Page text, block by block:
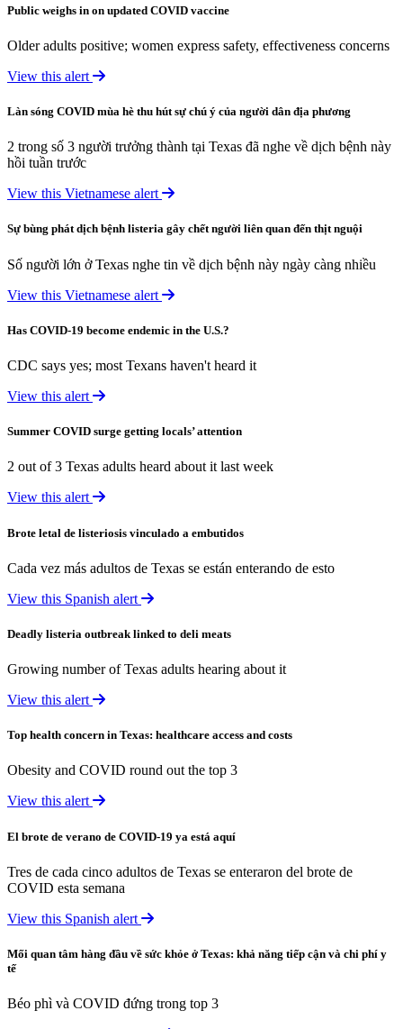
Public weighs in on updated COVID vaccine
Older adults positive; women express safety, effectiveness concerns
View this alert
Làn sóng COVID mùa hè thu hút sự chú ý của người dân địa phương
2 trong số 3 người trưởng thành tại Texas đã nghe về dịch bệnh này
hồi tuần trước
View this Vietnamese alert
Sự bùng phát dịch bệnh listeria gây chết người liên quan đến thịt nguội
Số người lớn ở Texas nghe tin về dịch bệnh này ngày càng nhiều
View this Vietnamese alert
Has COVID-19 become endemic in the U.S.?
CDC says yes; most Texans haven't heard it
View this alert
Summer COVID surge getting locals’ attention
2 out of 3 Texas adults heard about it last week
View this alert
Brote letal de listeriosis vinculado a embutidos
Cada vez más adultos de Texas se están enterando de esto
View this Spanish alert
Deadly listeria outbreak linked to deli meats
Growing number of Texas adults hearing about it
View this alert
Top health concern in Texas: healthcare access and costs
Obesity and COVID round out the top 3
View this alert
El brote de verano de COVID-19 ya está aquí
Tres de cada cinco adultos de Texas se enteraron del brote de
COVID esta semana
View this Spanish alert
Mối quan tâm hàng đầu về sức khỏe ở Texas: khả năng tiếp cận và chi phí y
tế
Béo phì và COVID đứng trong top 3